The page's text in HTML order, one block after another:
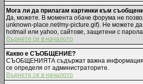
Мога ли да прилагам картинки към
Да, можете. В момента обаче форума не
unknown-place.net/my-picture.gif). Не можете
hotmail или yahoo, сайтове, защитени с
Върнете се в началото
Какво е СЪОБЩЕНИЕ?
СЪОБЩЕНИЯТА съдържат важна информация и
се определя от администраторите.
Върнете се в началото